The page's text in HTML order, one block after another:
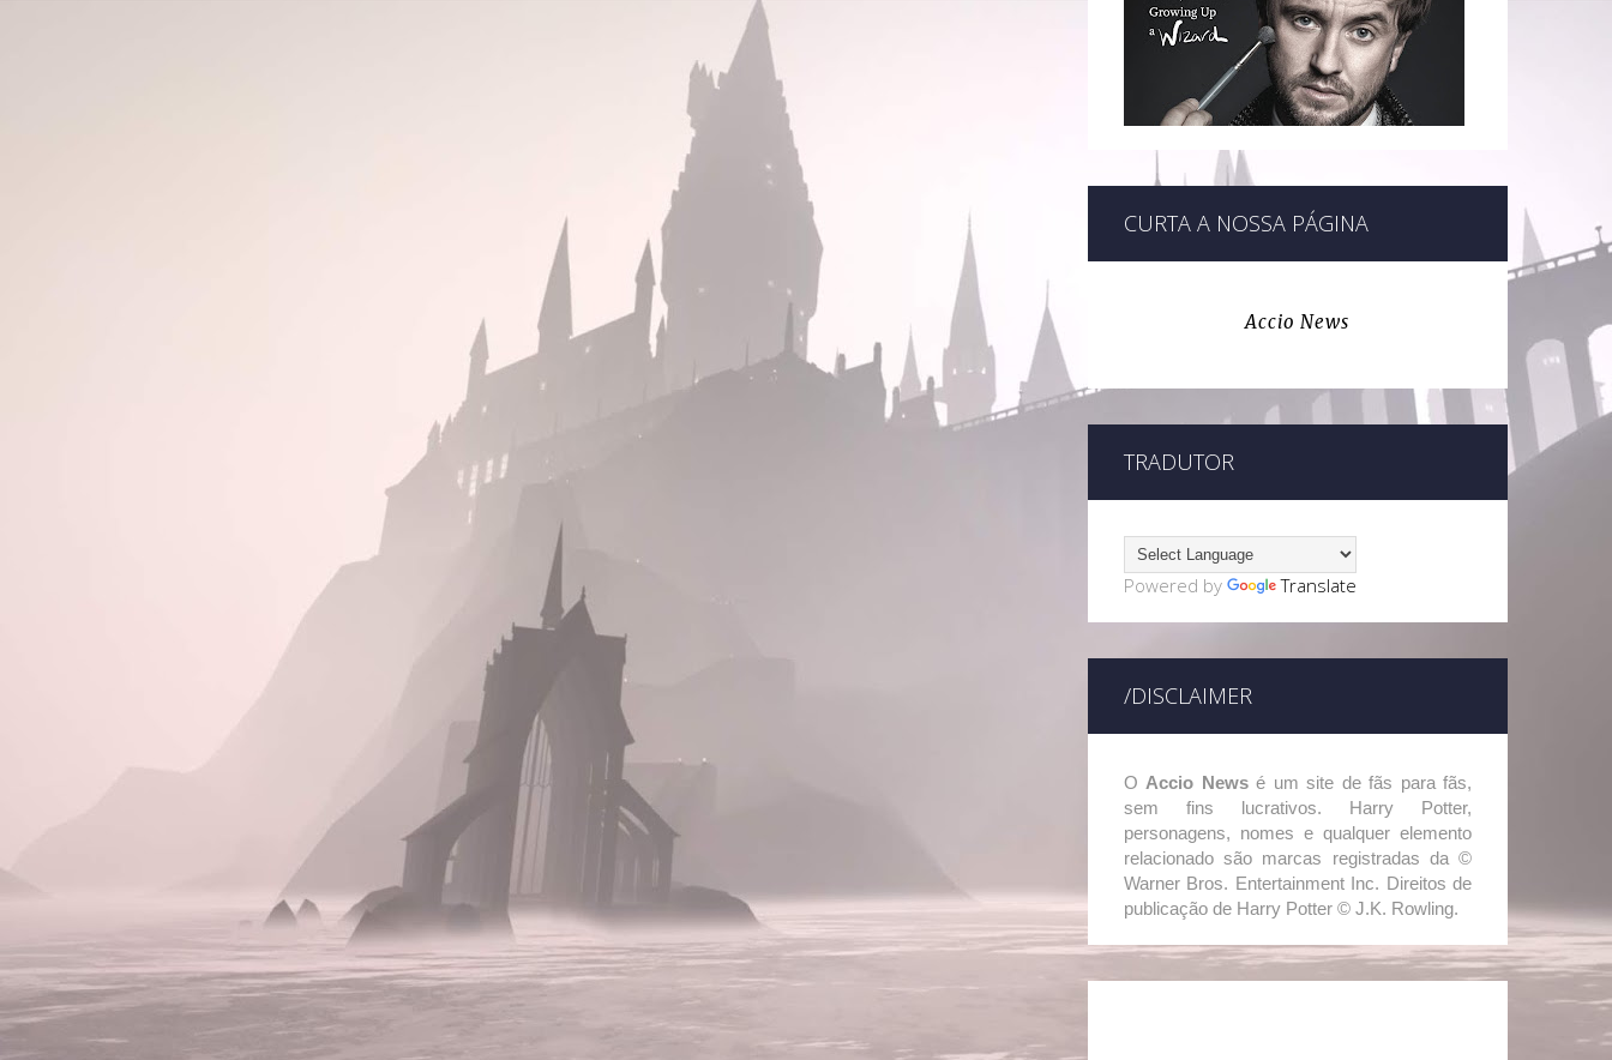
CURTA A NOSSA PÁGINA
Accio News
TRADUTOR
Powered by Translate
/DISCLAIMER
O Accio Newsé um site de fãs para fãs,
sem fins lucrativos. Harry Potter,
personagens, nomes e qualquer elemento
relacionado são marcas registradas da ©
Warner Bros. Entertainment Inc. Direitos de
publicação de Harry Potter © J.K. Rowling.